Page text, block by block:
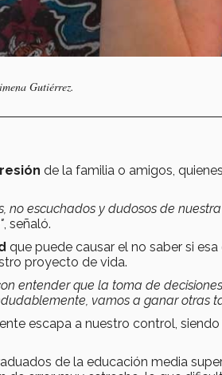
Gutiérrez.
de la familia o amigos,
no escuchados y dudosos de
, señaló.
que puede causar el no saber si
proyecto de vida.
entender que la toma de
vamos a ganar otras
escapa a nuestro control,
de la educación media